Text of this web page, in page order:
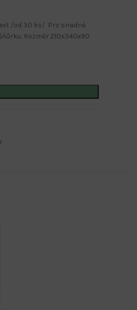
/od 30 ks/ Pro snadné
Rozměr 210x340x90